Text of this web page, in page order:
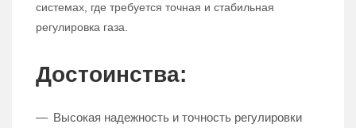
системах, где требуется точная и стабильная
регулировка газа.
Достоинства:
Высокая надежность и точность регулировки